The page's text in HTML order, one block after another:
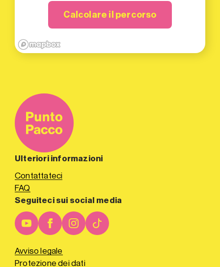
Calcolare il percorso
Ulteriori informazioni
Contattateci
FAQ
Seguiteci sui social media
Avviso legale
Protezione dei dati